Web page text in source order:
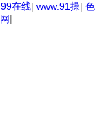
在线| www.91操|
|